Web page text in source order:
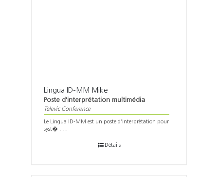
Lingua ID-MM Mike
Poste d'interprétation multimédia
Televic Conference
Le Lingua ID-MM est un poste d’interprètation pour
syst� . . .
Détails